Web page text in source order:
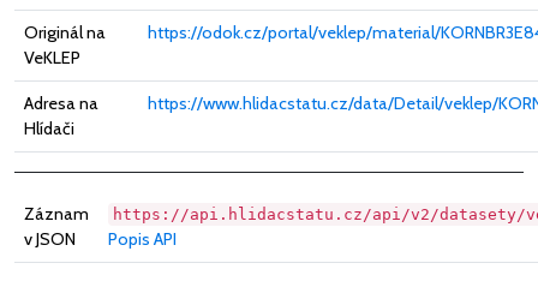
Originál na
VeKLEP
https://odok.cz/portal/veklep/material/
Adresa na
Hlídači
https://www.hlidacstatu.cz/data/Detail/veklep/
Záznam
v JSON
https://api.hlidacstatu.cz/api/v2/datasety/
Popis API